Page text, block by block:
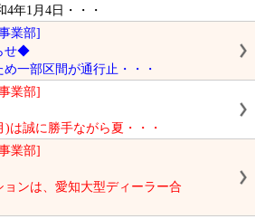
年1月4日・・・
業部]
せ◆
一部区間が通行止・・・
業部]
は誠に勝手ながら夏・・・
業部]
ョンは、愛知大型ディーラー合